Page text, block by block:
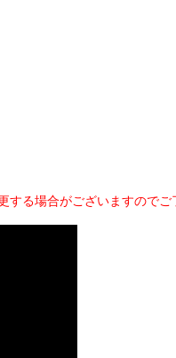
る場合がございますのでご